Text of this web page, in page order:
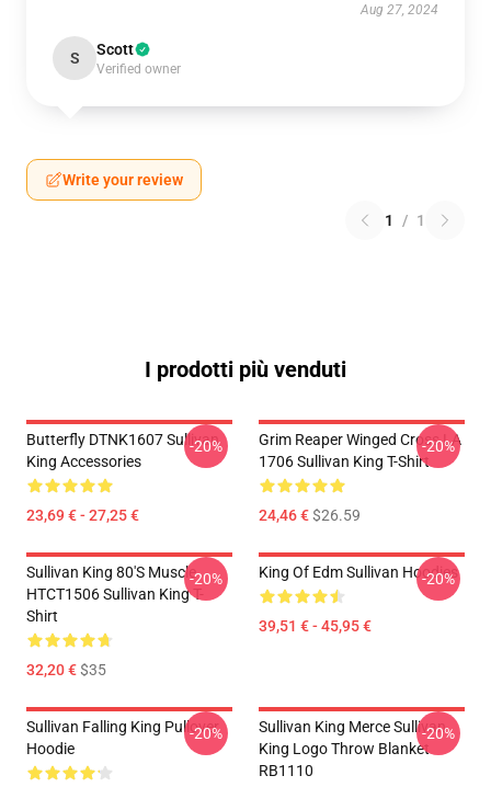
Aug 27, 2024
S Scott
Verified owner
Write your review
1 / 1
I prodotti più venduti
Butterfly DTNK1607 Sullivan
King Accessories
23,69 € - 27,25 €
-20%
Grim Reaper Winged Cross LA
1706 Sullivan King T-Shirt
24,46 €$26.59
-20%
Sullivan King 80's Muscle
HTCT1506 Sullivan King T-
Shirt
32,20 €$35
-20% King Of Edm Sullivan Hoodies
39,51 € - 45,95 €
-20%
Sullivan Falling King Pullover
Hoodie
-20%
Sullivan King Merce Sullivan
King Logo Throw Blanket
RB1110
-20%